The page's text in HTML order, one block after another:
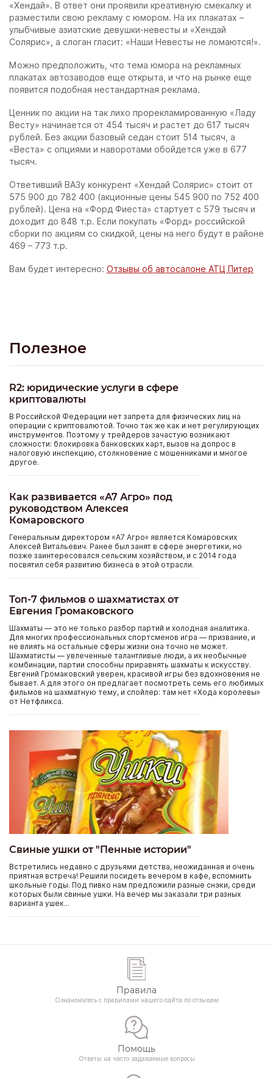
«Хендай». В ответ они проявили креативную смекалку и
разместили свою рекламу с юмором. На их плакатах –
улыбчивые азиатские девушки-невесты и «Хендай
Солярис», а слоган гласит: «Наши Невесты не ломаются!».
Можно предположить, что тема юмора на рекламных
плакатах автозаводов еще открыта, и что на рынке еще
появится подобная нестандартная реклама.
Ценник по акции на так лихо прорекламированную «Ладу
Весту» начинается от 454 тысяч и растет до 617 тысяч
рублей. Без акции базовый седан стоит 514 тысяч, а
«Веста» с опциями и наворотами обойдется уже в 677
тысяч.
Ответивший ВАЗу конкурент «Хендай Солярис» стоит от
575 900 до 782 400 (акционные цены 545 900 по 752 400
рублей). Цена на «Форд Фиеста» стартует с 579 тысяч и
доходит до 848 т.р. Если покупать «Форд» российской
сборки по акциям со скидкой, цены на него будут в районе
469 – 773 т.р.
Вам будет интересно: Отзывы об автосалоне АТЦ Питер
Полезное
R2: юридические услуги в сфере
криптовалюты
В Российской Федерации нет запрета для физических лиц на
операции с криптовалютой. Точно так же как и нет регулирующих
инструментов. Поэтому у трейдеров зачастую возникают
сложности: блокировка банковских карт, вызов на допрос в
налоговую инспекцию, столкновение с мошенниками и многое
другое.
Как развивается «А7 Агро» под
руководством Алексея
Комаровского
Генеральным директором «А7 Агро» является Комаровских
Алексей Витальевич. Ранее был занят в сфере энергетики, но
позже заинтересовался сельским хозяйством, и с 2014 года
посвятил себя развитию бизнеса в этой отрасли.
Топ-7 фильмов о шахматистах от
Евгения Громаковского
Шахматы — это не только разбор партий и холодная аналитика.
Для многих профессиональных спортсменов игра — призвание, и
не влиять на остальные сферы жизни она точно не может.
Шахматисты — увлеченные талантливые люди, а их необычные
комбинации, партии способны приравнять шахматы к искусству.
Евгений Громаковский уверен, красивой игры без вдохновения не
бывает. А для этого он предлагает посмотреть семь его любимых
фильмов на шахматную тему, и спойлер: там нет «Хода королевы»
от Нетфликса.
Свиные ушки от "Пенные истории"
Встретились недавно с друзьями детства, неожиданная и очень
приятная встреча! Решили посидеть вечером в кафе, вспомнить
школьные годы. Под пивко нам предложили разные снэки, среди
которых были свиные ушки. На вечер мы заказали три разных
варианта ушек...
Правила
Ознакомьтесь с правилами нашего сайта по отзывам
Помощь
Ответы на часто задаваемые вопросы